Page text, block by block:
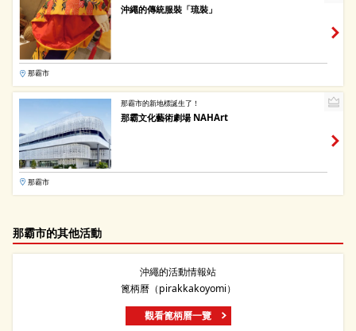
沖繩的傳統服裝「琉裝」
那霸市
那霸市的新地標誕生了！
那霸文化藝術劇場 NAHArt
那霸市
那霸市的其他活動
沖繩的活動情報站
篦柄曆（pirakkakoyomi）
觀看篦柄曆一覽